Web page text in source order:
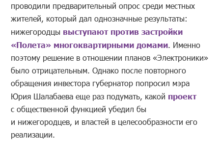
проводили предварительный опрос среди местных
жителей, который дал однозначные результаты:
нижегородцы выступают против застройки
«Полета» многоквартирными домами. Именно
поэтому решение в отношении планов «Электроники»
было отрицательным. Однако после повторного
обращения инвестора губернатор попросил мэра
Юрия Шалабаева еще раз подумать, какой проект
с общественной функцией убедил бы
и нижегородцев, и властей в целесообразности его
реализации.